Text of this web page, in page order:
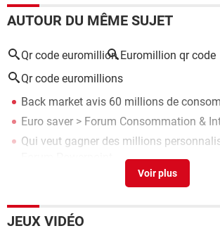
AUTOUR DU MÊME SUJET
Qr code euromillion Euromillion qr code
Qr code euromillions
Back market avis 60 millions de
Euro saver > Forum Consommation &
Qui veut gagner des millions
JEUX VIDÉO